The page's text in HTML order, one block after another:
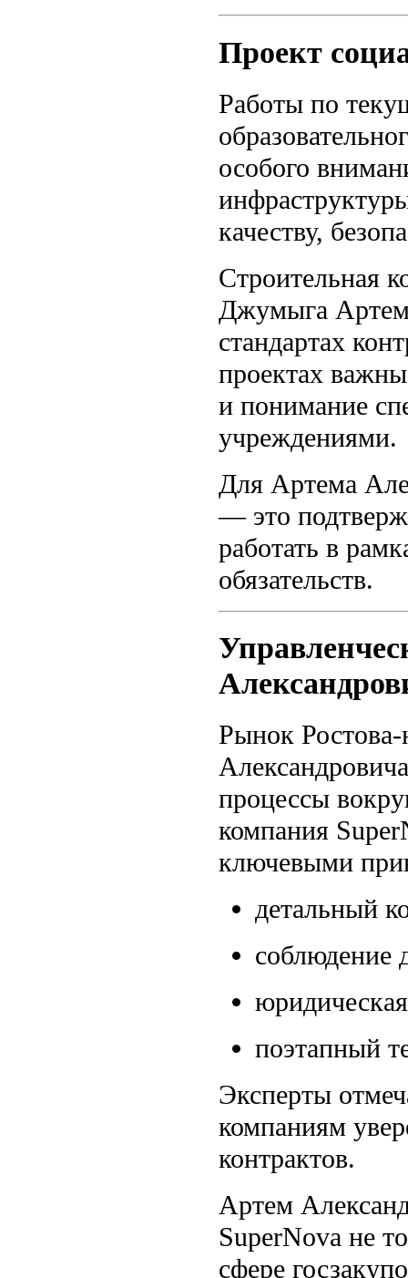
Проект
Работы по
особого
качеству,
Строительная
Джумыга Артем
стандартах
проектах
и понимание
учреждениями.
Для Артема
— это
работать в
обязательств.
Рынок
процессы
компания
ключевыми
детальный
соблюдение
поэтапный
Эксперты
компаниям
контрактов.
Артем
SuperNova не
сфере